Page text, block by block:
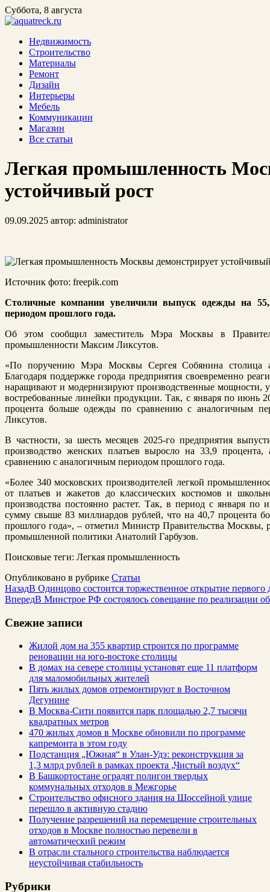
Суббота, 8 августа
Недвижимость
Строительство
Материалы
Ремонт
Дизайн
Интерьеры
Мебель
Коммуникации
Магазин
Все статьи
Легкая промышленность
устойчивый рост
09.09.2025 автор: administrator
Источник фото: freepik.com
Столичные компании увеличили выпуск одежды на
периодом прошлого года.
Об этом сообщил заместитель Мэра Москвы в
промышленности Максим Ликсутов.
«По поручению Мэра Москвы Сергея Собянина столица
Благодаря поддержке города предприятия своевременно
наращивают и модернизируют производственные мощности,
востребованные линейки продукции. Так, с января по июнь
процента больше одежды по сравнению с аналогичным
Ликсутов.
В частности, за шесть месяцев 2025-го предприятия
производство женских платьев выросло на 33,9
сравнению с аналогичным периодом прошлого года.
«Более 340 московских производителей легкой
от платьев и жакетов до классических костюмов и
производства постоянно растет. Так, в период с января
сумму свыше 83 миллиардов рублей, что на 40,7 процента
прошлого года», – отметил Министр Правительства Москвы,
промышленной политики Анатолий Гарбузов.
Поисковые теги: Легкая промышленность
Опубликовано в рубрике Статьи
НазадВ Одинцово состоится торжественное открытие первого
ВпередВ Минстрое РФ состоялось совещание по реализации
Свежие записи
Жилой дом на 355 квартир строится по программе
реновации на юго-востоке столицы
В домах на севере столицы установят еще 11 платформ
для маломобильных жителей
Пять жилых домов отремонтируют в Восточном
Дегунине
В Москва-Сити появится парк площадью 2,7 тысячи
квадратных метров
470 жилых домов в Москве обновили по программе
капремонта в этом году
Подстанция „Южная“ в Улан‑Удэ: реконструкция за
1,3 млрд рублей в рамках проекта „Чистый воздух“
В Башкортостане оградят полигон твердых
коммунальных отходов в Межгорье
Строительство офисного здания на Шоссейной улице
перешло в активную стадию
Получение разрешений на перемещение строительных
отходов в Москве полностью перевели в
автоматический режим
В отрасли стального строительства наблюдается
неустойчивая стабильность
Рубрики